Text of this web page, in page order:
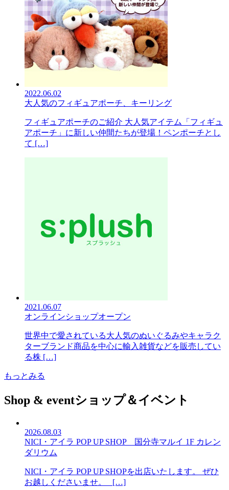
2022.06.02
大人気のフィギュアポーチ、キーリング
フィギュアポーチのご紹介 大人気アイテム「フィギュ
アポーチ」に新しい仲間たちが登場！ペンポーチとし
て […]
2021.06.07
オンラインショップオープン
世界中で愛されている大人気のぬいぐるみやキャラク
ターブランド商品を中心に輸入雑貨などを販売してい
る株 […]
もっとみる
Shop & eventショップ＆イベント
2026.08.03
NICI・アイラ POP UP SHOP 国分寺マルイ 1F カレン
ダリウム
NICI・アイラ POP UP SHOPを出店いたします。 ぜひ
お越しくださいませ。 […]